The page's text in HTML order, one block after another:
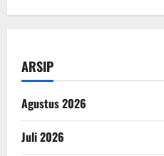
ARSIP
Agustus 2026
Juli 2026